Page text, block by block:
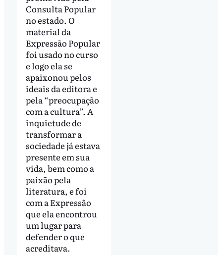
Consulta Popular
no estado. O
material da
Expressão Popular
foi usado no curso
e logo ela se
apaixonou pelos
ideais da editora e
pela “preocupação
com a cultura”. A
inquietude de
transformar a
sociedade já estava
presente em sua
vida, bem como a
paixão pela
literatura, e foi
com a Expressão
que ela encontrou
um lugar para
defender o que
acreditava.